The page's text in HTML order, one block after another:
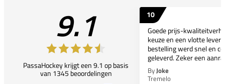
9.1
PassaHockey krijgt een 9.1 op basis
van 1345 beoordelingen
10
Goede prijs-
keuze en een vlotte
bestelling werd snel en
geleverd. Zeker een
ByJoke
Tremelo